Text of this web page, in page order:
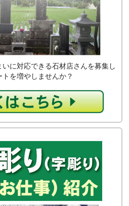
に対応できる石材店さんを募集し
を増やしませんか？